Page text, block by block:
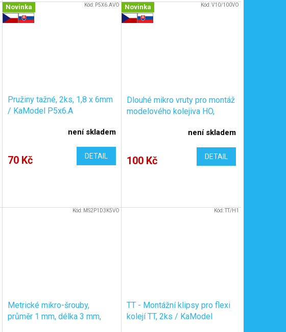
Novinka
Pružiny tažné, 2ks, 1,8 x 6mm
/ KaModel P5x6.A
není skladem
70 Kč DETAIL
Kód: P5X6.AVO Novinka
Dlouhé mikro vruty pro montáž
modelového kolejiva HO,
100ks / KaModel V10/100
není skladem
100 Kč DETAIL
Kód:V10/100VO
Metrické mikro-šrouby,
průměr 1 mm, délka 3 mm,
Kód: MS2P1D3K5VO
TT - Montážní klipsy pro flexi
kolejí TT, 2ks / KaModel
Kód:TT/H1